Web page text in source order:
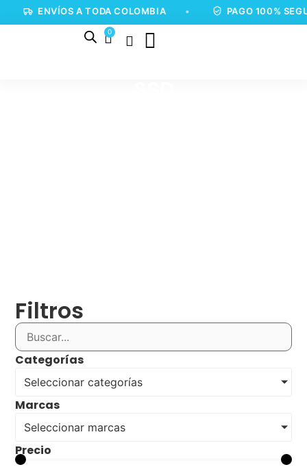
ENVÍOS A TODA COLOMBIA PAGO 100%
0
Filtros
Categorías
Seleccionar categorías
Marcas
Seleccionar marcas
Precio